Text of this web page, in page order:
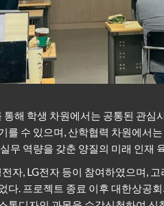
해 학생 차원에서는 공통된 관심
를 수 있으며, 산학협력 차원에서
무 역량을 갖춘 양질의 미래 인재
자, LG전자 등이 참여하였으며,
다. 프로젝트 종료 이후 대한상공